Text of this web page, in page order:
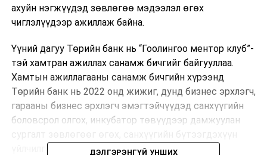
ахуйн нэгжүүдэд зөвлөгөө мэдээлэл өгөх
чиглэлүүдээр ажиллаж байна.
Үүний дагуу Төрийн банк нь “Гоолингоо ментор клуб”-
тэй хамтран ажиллах санамж бичгийг байгууллаа.
Хамтын ажиллагааны санамж бичгийн хүрээнд
Төрийн банк нь 2022 онд жижиг, дунд бизнес эрхлэгч,
гарааны бизнес эрхлэгч эмэгтэйчүүдэд санхүүгийн
боловсрол олгох, инкубатор төвүүдээр дамжуулан
үйлчилгээг таатай нөхцөлөөр хүргэх, дундаж
ДЭЛГЭРЭНГҮЙ УНШИХ